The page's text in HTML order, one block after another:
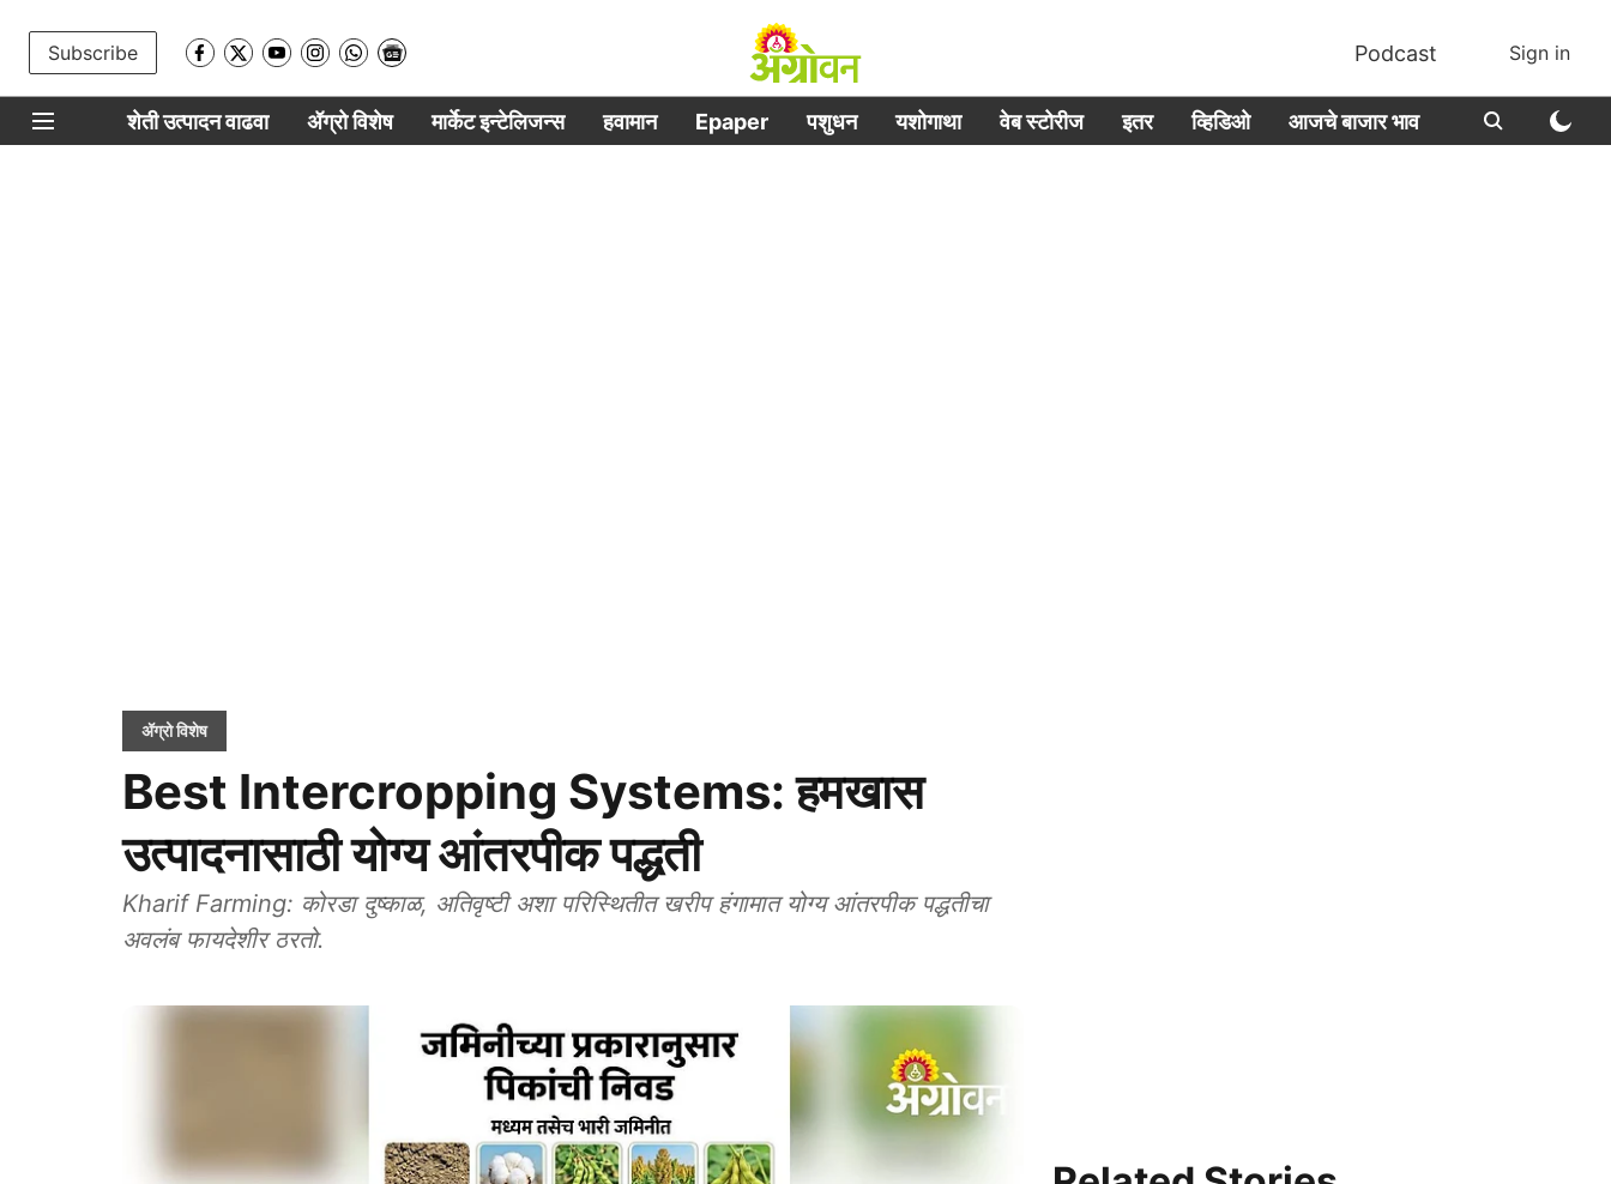
Subscribe Podcast Sign in
शेती उत्पादन वाढवा ॲग्रो विशेष मार्केट इन्टेलिजन्स हवामान Epaper पशुधन यशोगाथा वेब स्टोरीज इतर व्हिडिओ आजचे बाजार भाव
ॲग्रो विशेष
Best Intercropping Systems: हमखास
उत्पादनासाठी योग्य आंतरपीक पद्धती
Kharif Farming: कोरडा दुष्काळ, अतिवृष्टी अशा परिस्थितीत खरीप हंगामात योग्य आंतरपीक पद्धतीचा
अवलंब फायदेशीर ठरतो.